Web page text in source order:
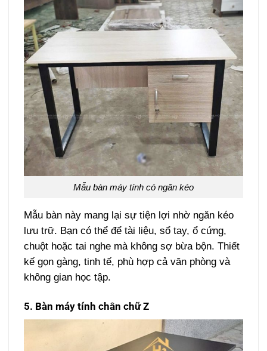
Mẫu bàn máy tính có ngăn kéo
Mẫu bàn này mang lại sự tiện lợi nhờ ngăn kéo
lưu trữ. Bạn có thể để tài liệu, sổ tay, ổ cứng,
chuột hoặc tai nghe mà không sợ bừa bộn. Thiết
kế gọn gàng, tinh tế, phù hợp cả văn phòng và
không gian học tập.
5. Bàn máy tính chân chữ Z